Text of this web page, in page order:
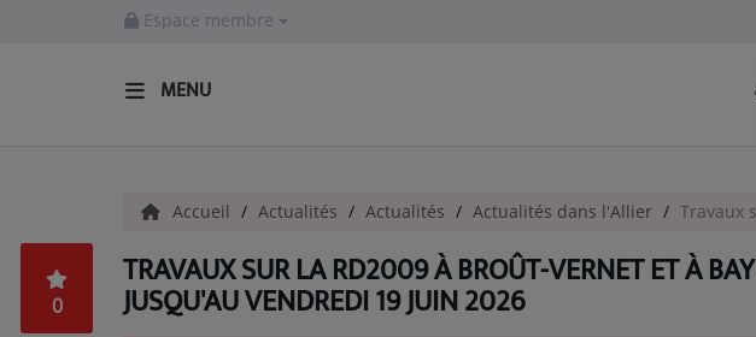
Espace membre
MENU
INFOS - ALLIER
AGENDA CULTUREL - ALLIER
Accueil Actualités Actualités Actualités dans l'Allier Travaux
TRAVAUX SUR LA RD2009 À BROÛT-VERNET ET À
JUSQU'AU VENDREDI 19 JUIN 2026
0